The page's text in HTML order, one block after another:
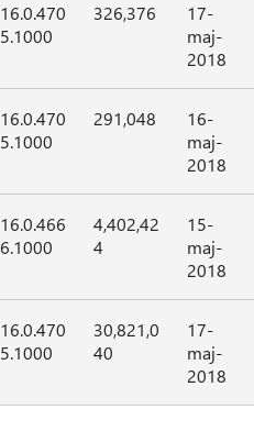
16.0.470
5.1000
326,376
17-
maj-
2018
16.0.470
5.1000
291,048
16-
maj-
2018
16.0.466
6.1000
4,402,42
4
15-
maj-
2018
16.0.470
5.1000
30,821,0
40
17-
maj-
2018